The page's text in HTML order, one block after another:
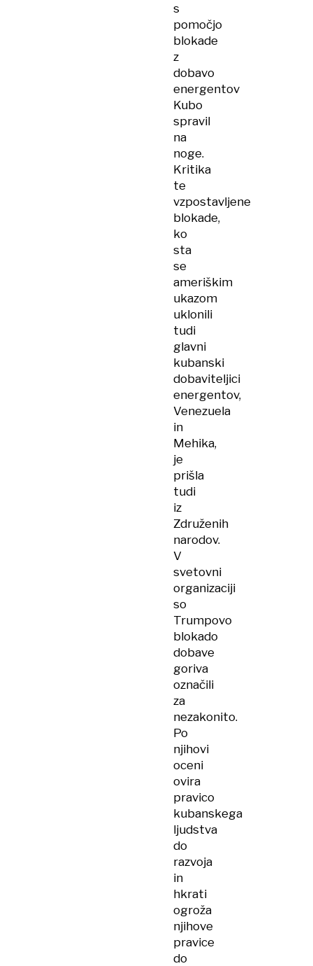
s
pomočjo
blokade
z
dobavo
energentov
Kubo
spravil
na
noge.
Kritika
te
vzpostavljene
blokade,
ko
sta
se
ameriškim
ukazom
uklonili
tudi
glavni
kubanski
dobaviteljici
energentov,
Venezuela
in
Mehika,
je
prišla
tudi
iz
Združenih
narodov.
V
svetovni
organizaciji
so
Trumpovo
blokado
dobave
goriva
označili
za
nezakonito.
Po
njihovi
oceni
ovira
pravico
kubanskega
ljudstva
do
razvoja
in
hkrati
ogroža
njihove
pravice
do